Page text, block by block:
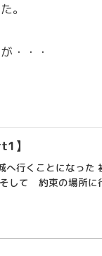
。
・・・
】
行くことになった
して 約束の場所に